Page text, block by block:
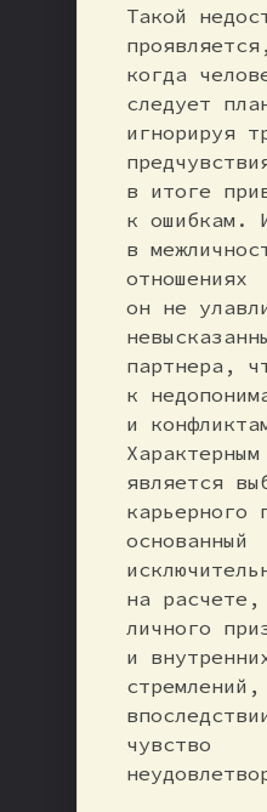
Такой
когда
следует
игнорируя
в итоге
к ошибкам.
в
отношениях
он не
партнера,
к
и
является
карьерного
основанный
на
личного
и
чувство